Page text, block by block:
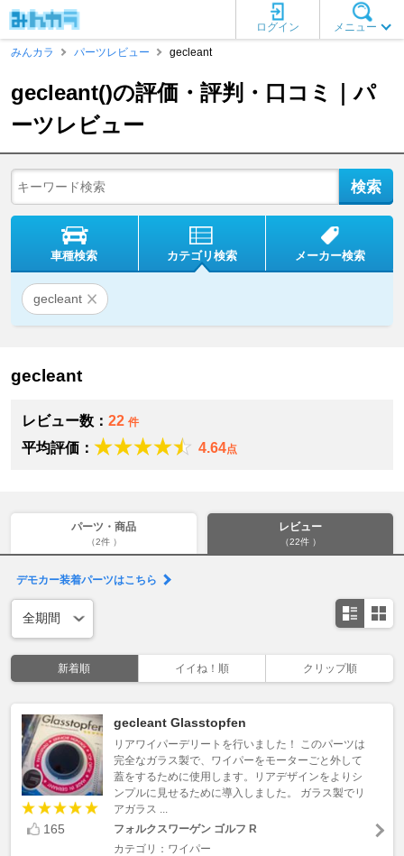
メニュー
ログイン
みんカラ
パーツレビュー gecleant
gecleant()の評価・評判・口コミ｜パ
ーツレビュー
車種検索 カテゴリ検索 メーカー検索
gecleant
gecleant
レビュー数： 22 件
平均評価： 4.64点
パーツ・商品
（2件 ）
レビュー
（22件 ）
デモカー装着パーツはこちら
新着順 イイね！順 クリップ順
165
gecleant Glasstopfen
リアワイパーデリートを行いました！ このパーツは
完全なガラス製で、ワイパーをモーターごと外して
蓋をするために使用します。リアデザインをよりシ
ンプルに見せるために導入しました。 ガラス製でリ
アガラス ...
フォルクスワーゲン ゴルフ R
カテゴリ：ワイパー